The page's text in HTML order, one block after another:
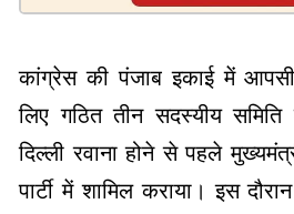
कांग्रेस की पंजाब इकाई में
लिए गठित तीन सदस्यीय
दिल्ली रवाना होने से पहले
पार्टी में शामिल कराया। इस